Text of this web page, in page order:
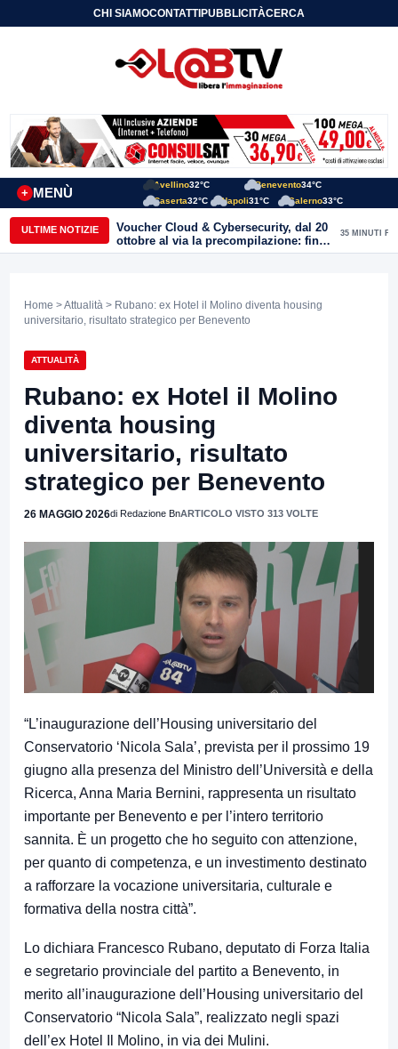
CHI SIAMOCONTATTIPUBBLICITÀCERCA
MENÙ
+
Avellino32°C Benevento34°C
Caserta32°C Napoli31°C Salerno33°C
ULTIME NOTIZIE
Voucher Cloud & Cybersecurity, dal 20
ottobre al via la precompilazione: fino
a 20mila euro a fondo perduto per
35 MINUTI FA
Home >Attualità > Rubano: ex Hotel il Molino diventa housing
universitario, risultato strategico per Benevento
ATTUALITÀ
Rubano: ex Hotel il Molino
diventa housing
universitario, risultato
strategico per Benevento
26 MAGGIO 2026di Redazione BnARTICOLO VISTO 313 VOLTE
“L’inaugurazione dell’Housing universitario del
Conservatorio ‘Nicola Sala’, prevista per il prossimo 19
giugno alla presenza del Ministro dell’Università e della
Ricerca, Anna Maria Bernini, rappresenta un risultato
importante per Benevento e per l’intero territorio
sannita. È un progetto che ho seguito con attenzione,
per quanto di competenza, e un investimento destinato
a rafforzare la vocazione universitaria, culturale e
formativa della nostra città”.
Lo dichiara Francesco Rubano, deputato di Forza Italia
e segretario provinciale del partito a Benevento, in
merito all’inaugurazione dell’Housing universitario del
Conservatorio “Nicola Sala”, realizzato negli spazi
dell’ex Hotel Il Molino, in via dei Mulini.